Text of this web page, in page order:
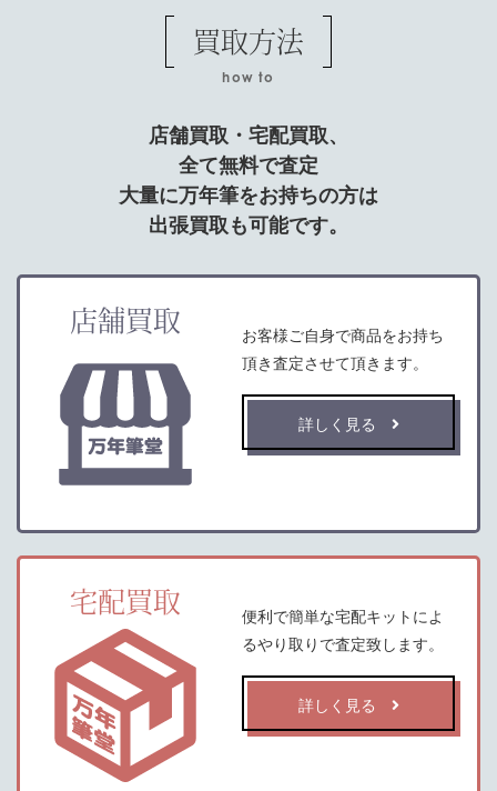
買取方法
how to
店舗買取・宅配買取、
全て無料で査定
大量に万年筆をお持ちの方は
出張買取も可能です。
店舗買取
お客様ご自身で商品をお持ち
頂き査定させて頂きます。
詳しく見る
宅配買取
便利で簡単な宅配キットによ
るやり取りで査定致します。
詳しく見る